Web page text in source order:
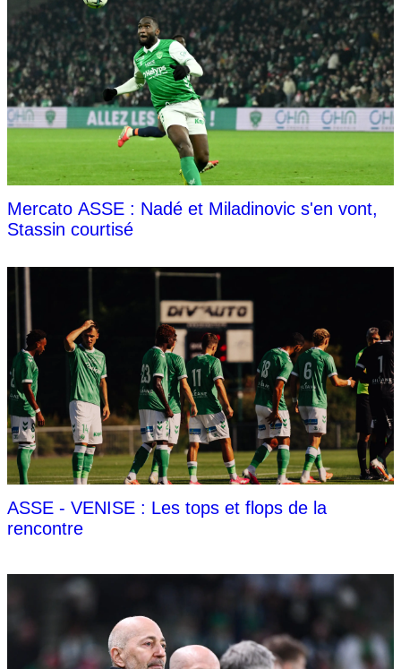
Mercato ASSE : Nadé et Miladinovic s'en vont,
Stassin courtisé
ASSE - VENISE : Les tops et flops de la
rencontre